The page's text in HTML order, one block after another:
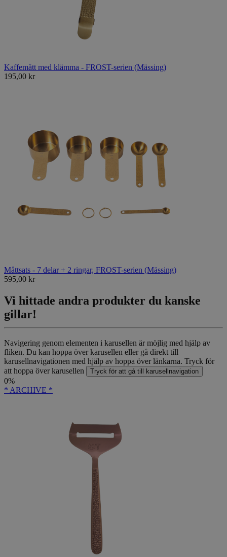
Kaffemått med klämma - FROST-serien (Mässing)
195,00 kr
Måttsats - 7 delar + 2 ringar, FROST-serien (Mässing)
595,00 kr
Vi hittade andra produkter du kanske
gillar!
Navigering genom elementen i karusellen är möjlig med hjälp av
fliken. Du kan hoppa över karusellen eller gå direkt till
karusellnavigationen med hjälp av hoppa över länkarna. Tryck för
att hoppa över karusellen
Tryck för att gå till karusellnavigation
0%
* ARCHIVE *